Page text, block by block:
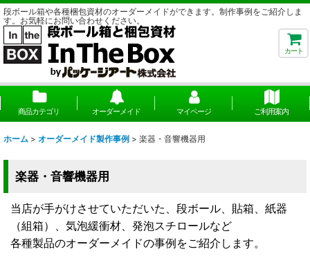
段ボール箱や各種梱包資材のオーダーメイドができます。制作事例をご紹介しま
す。お気軽にお問い合わせください。
カート
商品カテゴリ オーダーメイド マイページ ご利用案内
ホーム > オーダーメイド製作事例 > 楽器・音響機器用
楽器・音響機器用
当店が手がけさせていただいた、段ボール、貼箱、紙器
（組箱）、気泡緩衝材、発泡スチロールなど
各種製品のオーダーメイドの事例をご紹介します。